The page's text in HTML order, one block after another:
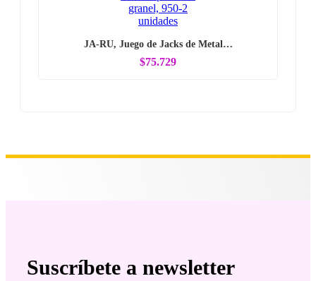
JA-RU, Juego de Jacks de Metal…
$75.729
Suscríbete a newsletter